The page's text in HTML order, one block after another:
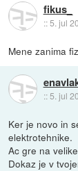
fikus_
::5. jul
Mene zanima
:: 5. jul
Ker je novo in
elektrotehnike.
Ac gre na
Dokaz je v